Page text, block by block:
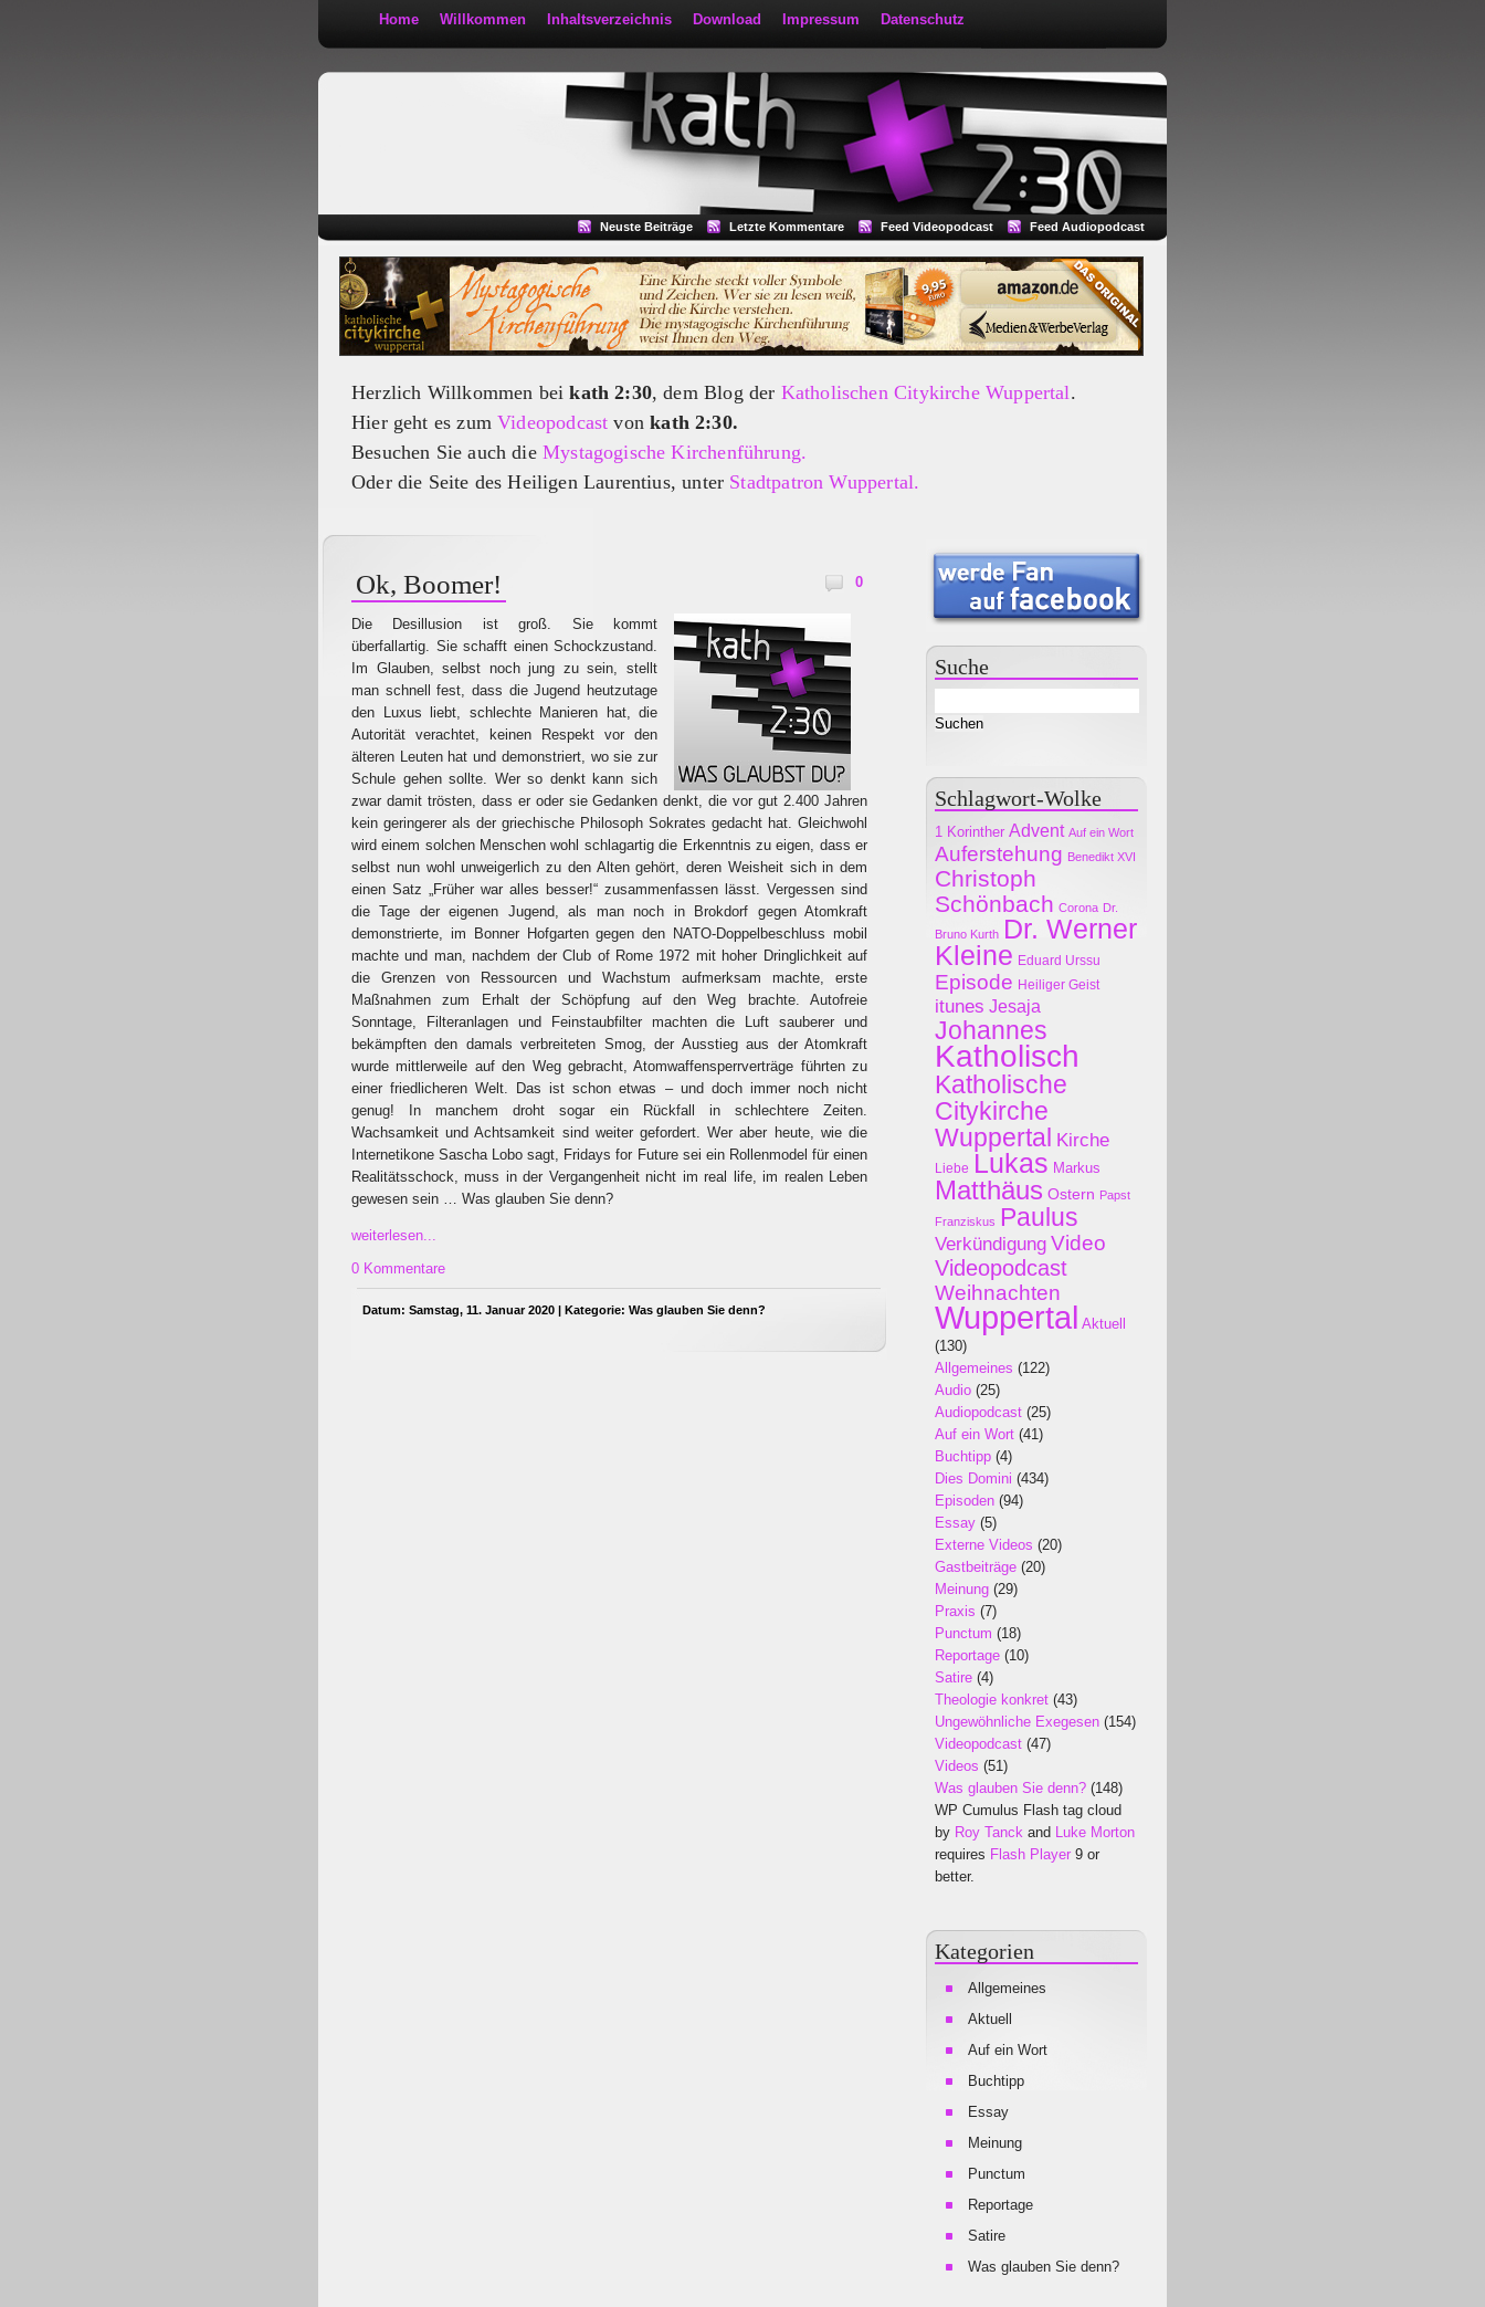
Home Willkommen Inhaltsverzeichnis Download Impressum Datenschutz
Neuste Beiträge Letzte Kommentare Feed Videopodcast Feed Audiopodcast
Herzlich Willkommen beikath 2:30, dem Blog der Katholischen Citykirche Wuppertal.
Hier geht es zumVideopodcast vonkath 2:30.
Besuchen Sie auch die Mystagogische Kirchenführung.
Oder die Seite des Heiligen Laurentius, unter Stadtpatron Wuppertal.
Ok, Boomer! 0
Die Desillusion ist groß. Sie kommt
überfallartig. Sie schafft einen Schockzustand.
Im Glauben, selbst noch jung zu sein, stellt
man schnell fest, dass die Jugend heutzutage
den Luxus liebt, schlechte Manieren hat, die
Autorität verachtet, keinen Respekt vor den
älteren Leuten hat und demonstriert, wo sie zur
Schule gehen sollte. Wer so denkt kann sich
zwar damit trösten, dass er oder sie Gedanken denkt, die vor gut 2.400 Jahren
kein geringerer als der griechische Philosoph Sokrates gedacht hat. Gleichwohl
wird einem solchen Menschen wohl schlagartig die Erkenntnis zu eigen, dass er
selbst nun wohl unweigerlich zu den Alten gehört, deren Weisheit sich in dem
einen Satz „Früher war alles besser!“ zusammenfassen lässt. Vergessen sind
die Tage der eigenen Jugend, als man noch in Brokdorf gegen Atomkraft
demonstrierte, im Bonner Hofgarten gegen den NATO-Doppelbeschluss mobil
machte und man, nachdem der Club of Rome 1972 mit hoher Dringlichkeit auf
die Grenzen von Ressourcen und Wachstum aufmerksam machte, erste
Maßnahmen zum Erhalt der Schöpfung auf den Weg brachte. Autofreie
Sonntage, Filteranlagen und Feinstaubfilter machten die Luft sauberer und
bekämpften den damals verbreiteten Smog, der Ausstieg aus der Atomkraft
wurde mittlerweile auf den Weg gebracht, Atomwaffensperrverträge führten zu
einer friedlicheren Welt. Das ist schon etwas – und doch immer noch nicht
genug! In manchem droht sogar ein Rückfall in schlechtere Zeiten.
Wachsamkeit und Achtsamkeit sind weiter gefordert. Wer aber heute, wie die
Internetikone Sascha Lobo sagt, Fridays for Future sei ein Rollenmodel für einen
Realitätsschock, muss in der Vergangenheit nicht im real life, im realen Leben
gewesen sein … Was glauben Sie denn?
weiterlesen...
0 Kommentare
Datum: Samstag, 11. Januar 2020 | Kategorie: Was glauben Sie denn?
Suche
Schlagwort-Wolke
1 Korinther Advent Auf ein Wort
Auferstehung Benedikt XVI
Christoph
Schönbach Corona Dr.
Bruno Kurth Dr. Werner
Kleine Eduard Urssu
Episode Heiliger Geist
itunes Jesaja
Johannes
Katholisch
Katholische
Citykirche
Wuppertal Kirche
Liebe Lukas Markus
Matthäus Ostern Papst
Franziskus Paulus
Verkündigung Video
Videopodcast
Weihnachten
Wuppertal Aktuell
(130)
Allgemeines (122)
Audio (25)
Audiopodcast (25)
Auf ein Wort (41)
Buchtipp (4)
Dies Domini (434)
Episoden (94)
Essay (5)
Externe Videos (20)
Gastbeiträge (20)
Meinung (29)
Praxis (7)
Punctum (18)
Reportage (10)
Satire (4)
Theologie konkret (43)
Ungewöhnliche Exegesen (154)
Videopodcast (47)
Videos (51)
Was glauben Sie denn? (148)
WP Cumulus Flash tag cloud
by Roy Tanck and Luke Morton
requires Flash Player 9 or
better.
Kategorien
Allgemeines
Aktuell
Auf ein Wort
Buchtipp
Essay
Meinung
Punctum
Reportage
Satire
Was glauben Sie denn?